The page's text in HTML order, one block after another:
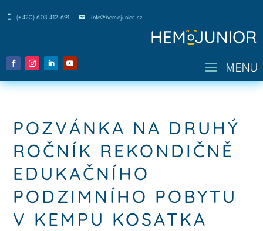
 (+420) 603 412 691 info@hemojunior.cz
POZVÁNKA NA DRUHÝ
ROČNÍK REKONDIČNĚ
EDUKAČNÍHO
PODZIMNÍHO POBYTU
V KEMPU KOSATKA